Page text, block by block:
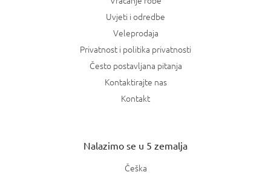
Uvjeti i odredbe
Veleprodaja
Privatnost i politika privatnosti
Često postavljana pitanja
Kontaktirajte nas
Kontakt
Nalazimo se u 5 zemalja
Češka